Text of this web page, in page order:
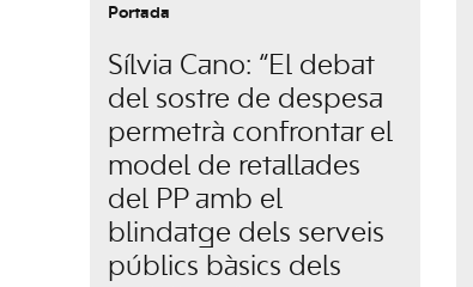
Portada
Sílvia Cano: “El debat
del sostre de despesa
permetrà confrontar el
model de retallades
del PP amb el
blindatge dels serveis
públics bàsics dels